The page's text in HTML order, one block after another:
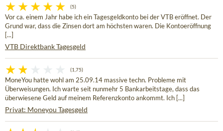
(5)
Vor ca. einem Jahr habe ich ein Tagesgeldkonto bei der VTB eröffnet. Der
Grund war, dass die Zinsen dort am höchsten waren. Die Kontoeröffnung
[...]
VTB Direktbank Tagesgeld
(1,75)
MoneYou hatte wohl am 25.09.14 massive techn. Probleme mit
Überweisungen. Ich warte seit nunmehr 5 Bankarbeitstage, dass das
überwiesene Geld auf meinem Referenzkonto ankommt. Ich [...]
Privat: Moneyou Tagesgeld